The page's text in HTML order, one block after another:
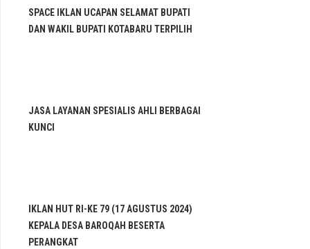
SPACE IKLAN UCAPAN SELAMAT BUPATI
DAN WAKIL BUPATI KOTABARU TERPILIH
JASA LAYANAN SPESIALIS AHLI BERBAGAI
KUNCI
IKLAN HUT RI-KE 79 (17 AGUSTUS 2024)
KEPALA DESA BAROQAH BESERTA
PERANGKAT